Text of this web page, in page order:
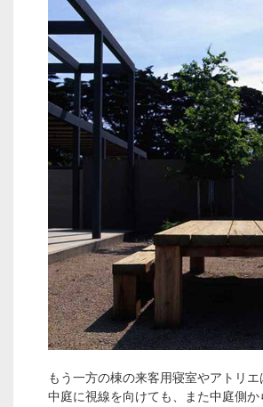
もう一方の棟の来客用寝室やアトリ
中庭に視線を向けても、また中庭側